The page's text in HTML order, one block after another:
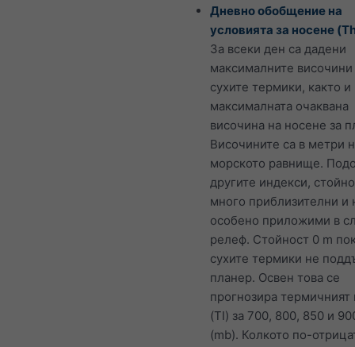
Дневно обобщение на
условията за носене
За всеки ден са дадени
максималните височини
сухите термики, както и
максималната очаквана
височина на носене за
Височините са в метри
морското равнище.
другите индекси,
много приблизителни и
особено приложими в
релеф. Стойност 0 m
сухите термики не
планер. Освен това се
прогнозира термичният
(TI) за 700, 800, 850 и
(mb). Колкото по-